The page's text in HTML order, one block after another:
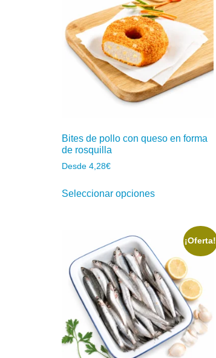
Bites de pollo con queso en forma
de rosquilla
Desde 4,28€
Seleccionar opciones
¡Oferta!